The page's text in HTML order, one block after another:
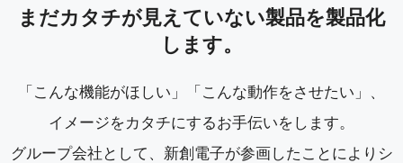
まだカタチが見えていない製品を製品化
します。
「こんな機能がほしい」「こんな動作をさせたい」、
イメージをカタチにするお手伝いをします。
グループ会社として、新創電子が参画したことによりシ